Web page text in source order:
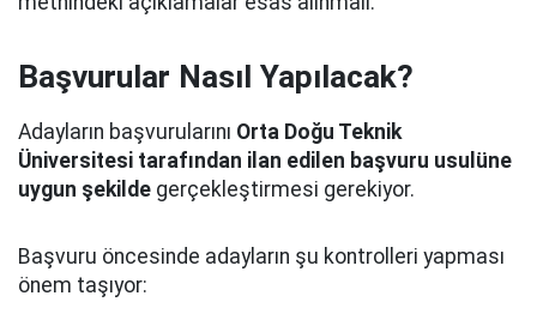
Başvurular Nasıl Yapılacak?
Adayların başvurularını Orta Doğu Teknik
Üniversitesi tarafından ilan edilen başvuru usulüne
uygun şekilde gerçekleştirmesi gerekiyor.
Başvuru öncesinde adayların şu kontrolleri yapması
önem taşıyor: